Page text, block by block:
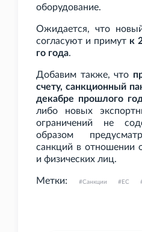
оборудование.
Ожидается, что
согласуют и примут к
го года.
Добавим также, что
счету, санкционный
декабре прошлого
либо новых
ограничений не
образом
санкций в отношении
и физических лиц.
Метки: Санкции ЕС